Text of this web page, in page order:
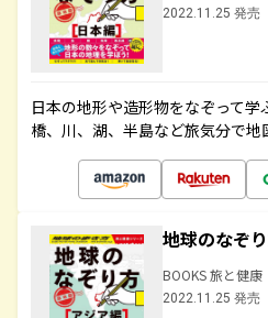
2022.11.25 発売
日本の地形や造形物をなぞって
橋、川、湖、半島など旅気分で地
地球のなぞ
BOOKS 旅と健康
2022.11.25 発売